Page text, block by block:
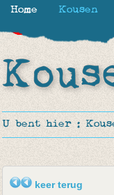
U bent hier :
keer terug
Home Kousen